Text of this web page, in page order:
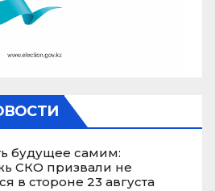
будущее самим:
СКО призвали не
в стороне 23 августа